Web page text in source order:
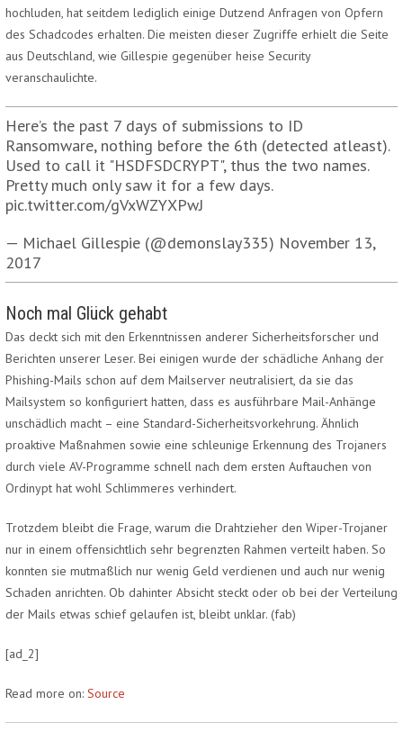
hochluden, hat seitdem lediglich einige Dutzend Anfragen von Opfern
des Schadcodes erhalten. Die meisten dieser Zugriffe erhielt die Seite
aus Deutschland, wie Gillespie gegenüber heise Security
veranschaulichte.
Here’s the past 7 days of submissions to ID
Ransomware, nothing before the 6th (detected atleast).
Used to call it "HSDFSDCRYPT", thus the two names.
Pretty much only saw it for a few days.
pic.twitter.com/gVxWZYXPwJ
— Michael Gillespie (@demonslay335) November 13,
2017
Noch mal Glück gehabt
Das deckt sich mit den Erkenntnissen anderer Sicherheitsforscher und
Berichten unserer Leser. Bei einigen wurde der schädliche Anhang der
Phishing-Mails schon auf dem Mailserver neutralisiert, da sie das
Mailsystem so konfiguriert hatten, dass es ausführbare Mail-Anhänge
unschädlich macht – eine Standard-Sicherheitsvorkehrung. Ähnlich
proaktive Maßnahmen sowie eine schleunige Erkennung des Trojaners
durch viele AV-Programme schnell nach dem ersten Auftauchen von
Ordinypt hat wohl Schlimmeres verhindert.
Trotzdem bleibt die Frage, warum die Drahtzieher den Wiper-Trojaner
nur in einem offensichtlich sehr begrenzten Rahmen verteilt haben. So
konnten sie mutmaßlich nur wenig Geld verdienen und auch nur wenig
Schaden anrichten. Ob dahinter Absicht steckt oder ob bei der Verteilung
der Mails etwas schief gelaufen ist, bleibt unklar. (fab)
[ad_2]
Read more on: Source